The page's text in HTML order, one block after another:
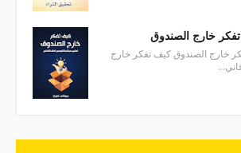
خارج الصندوق
خارج الصندوق كيف تفكر خارج